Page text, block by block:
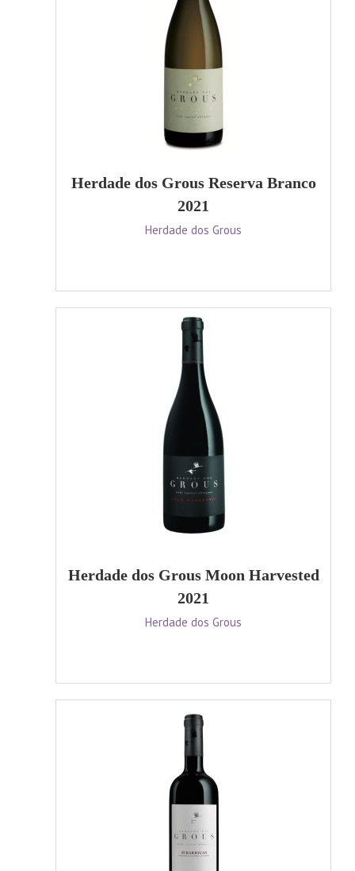
Herdade dos Grous Reserva Branco
2021
Herdade dos Grous
Herdade dos Grous Moon Harvested
2021
Herdade dos Grous